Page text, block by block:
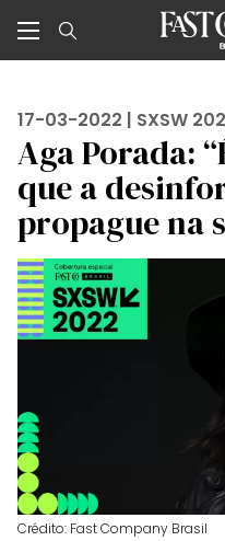
17-03-2022 | SXSW
Aga Porada:
que a
propague na
Crédito: Fast Company Brasil